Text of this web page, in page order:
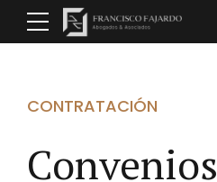
CONTRATACIÓN